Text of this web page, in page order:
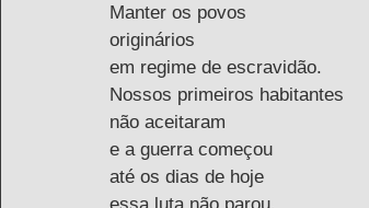
Manter os povos
originários
em regime de escravidão.
Nossos primeiros habitantes
não aceitaram
e a guerra começou
até os dias de hoje